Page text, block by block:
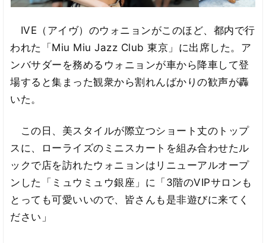
IVE（アイヴ）のウォニョンがこのほど、都内で行
われた「Miu Miu Jazz Club 東京」に出席した。ア
ンバサダーを務めるウォニョンが車から降車して登
場すると集まった観衆から割れんばかりの歓声が轟
いた。
この日、美スタイルが際立つショート丈のトップ
スに、ローライズのミニスカートを組み合わせたル
ックで店を訪れたウォニョンはリニューアルオープ
ンした「ミュウミュウ銀座」に「3階のVIPサロンも
とっても可愛いいので、皆さんも是非遊びに来てく
ださい」